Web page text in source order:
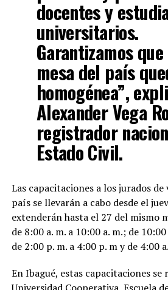
docentes y
universitarios.
Garantizamos
mesa del país
homogénea”,
Alexander Vega
registrador
Estado Civil.
Las capacitaciones a los jurados
país se llevarán a cabo desde el
extenderán hasta el 27 del mismo
de 8:00 a. m. a 10:00 a. m.; de
de 2:00 p. m. a 4:00 p. m y de 4:00
En Ibagué, estas capacitaciones se